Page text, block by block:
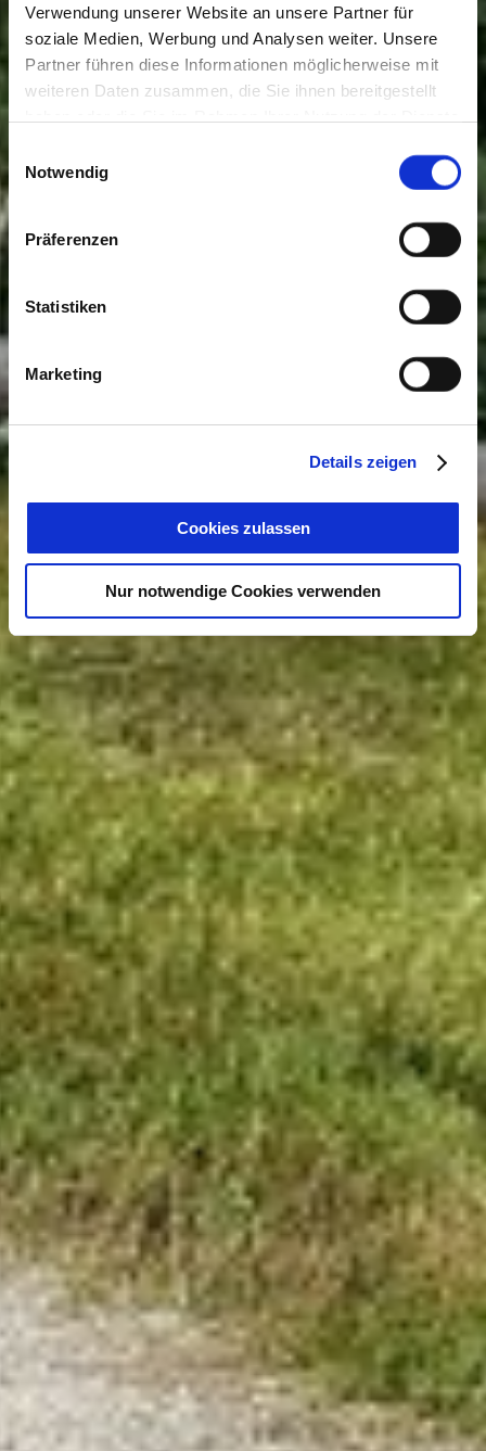
Verwendung unserer Website an unsere Partner für
soziale Medien, Werbung und Analysen weiter. Unsere
Partner führen diese Informationen möglicherweise mit
weiteren Daten zusammen, die Sie ihnen bereitgestellt
Cookies, wenn Sie unsere Webseite weiterhin nutzen.
Notwendig
Präferenzen
Statistiken
Marketing
Details zeigen
Cookies zulassen
Nur notwendige Cookies verwenden